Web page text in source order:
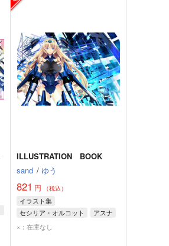
ILLUSTRATION BOOK
sand / ゆう
821 円 （税込）
イラスト集
セシリア・オルコット
アスナ
×：在庫なし